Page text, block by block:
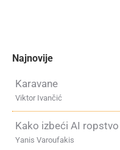
Najnovije
Karavane
Viktor Ivančić
Kako izbeći AI ropstvo
Yanis Varoufakis